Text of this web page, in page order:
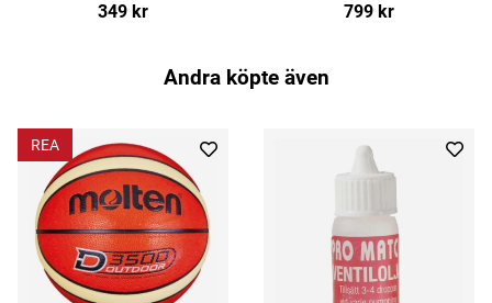
349 kr 799 kr
Andra köpte även
REA